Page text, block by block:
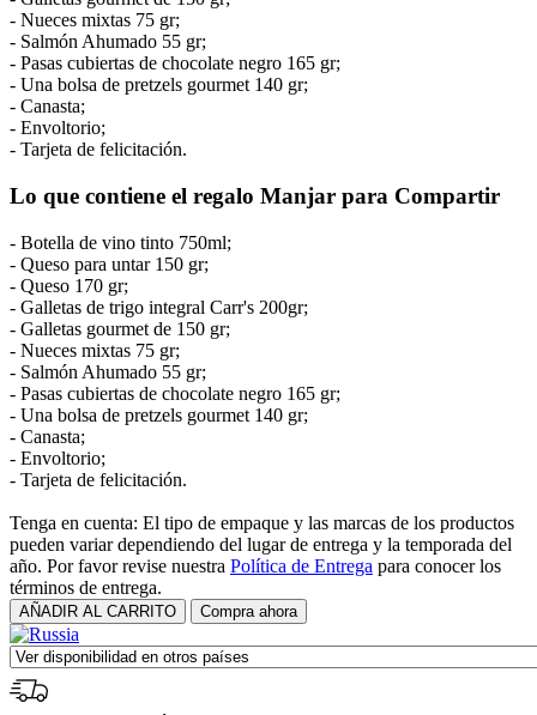
- Nueces mixtas 75 gr;
- Salmón Ahumado 55 gr;
- Pasas cubiertas de chocolate negro 165 gr;
- Una bolsa de pretzels gourmet 140 gr;
- Canasta;
- Envoltorio;
- Tarjeta de felicitación.
Lo que contiene el regalo Manjar para Compartir
- Botella de vino tinto 750ml;
- Queso para untar 150 gr;
- Queso 170 gr;
- Galletas de trigo integral Carr's 200gr;
- Galletas gourmet de 150 gr;
- Nueces mixtas 75 gr;
- Salmón Ahumado 55 gr;
- Pasas cubiertas de chocolate negro 165 gr;
- Una bolsa de pretzels gourmet 140 gr;
- Canasta;
- Envoltorio;
- Tarjeta de felicitación.
Tenga en cuenta: El tipo de empaque y las marcas de los productos
pueden variar dependiendo del lugar de entrega y la temporada del
año. Por favor revise nuestra Política de Entrega para conocer los
términos de entrega.